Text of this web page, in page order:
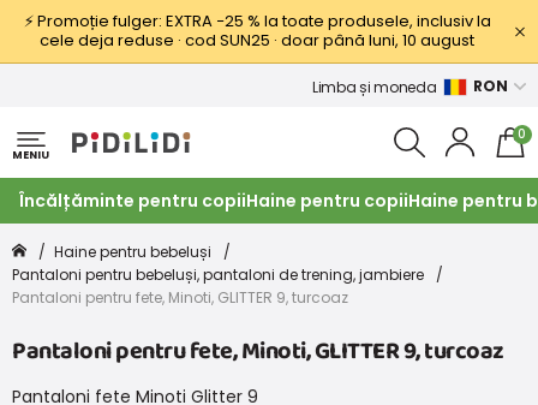
⚡ Promoție fulger: EXTRA −25 % la toate produsele, inclusiv la
cele deja reduse · cod SUN25 · doar până luni, 10 august
Limba și moneda RON
MENIU
0
Încălțăminte pentru copiiHaine pentru copiiHaine pentru
Haine pentru bebeluși
Pantaloni pentru bebeluși, pantaloni de trening, jambiere
Pantaloni pentru fete, Minoti, GLITTER 9, turcoaz
Pantaloni pentru fete, Minoti, GLITTER 9, turcoaz
Pantaloni fete Minoti Glitter 9